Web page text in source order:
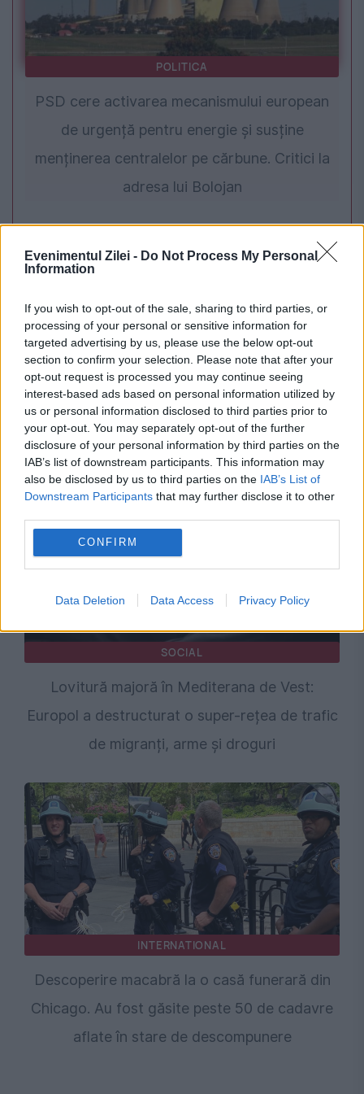
Evenimentul Zilei - Do Not Process My Personal
Information
If you wish to opt-out of the sale, sharing to third parties, or
processing of your personal or sensitive information for
targeted advertising by us, please use the below opt-out
section to confirm your selection. Please note that after your
opt-out request is processed you may continue seeing
interest-based ads based on personal information utilized by
us or personal information disclosed to third parties prior to
your opt-out. You may separately opt-out of the further
disclosure of your personal information by third parties on the
IAB’s list of downstream participants. This information may
also be disclosed by us to third parties on the IAB’s List of
Downstream Participants that may further disclose it to other
CONFIRM
Data Deletion Data Access Privacy Policy
POLITICA
PSD cere activarea mecanismului european
de urgență pentru energie și susține
menținerea centralelor pe cărbune. Critici la
adresa lui Bolojan
INTERNATIONAL
Caz cutremurător în Chicago. Vecinii se
plângeau de un miros insuportabil
SOCIAL
Lovitură majoră în Mediterana de Vest:
Europol a destructurat o super-rețea de trafic
de migranți, arme și droguri
INTERNATIONAL
Descoperire macabră la o casă funerară din
Chicago. Au fost găsite peste 50 de cadavre
aflate în stare de descompunere